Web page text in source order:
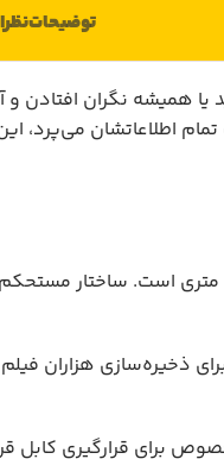
توضیحات
اطلاعاتشان
ذخیره‌سازی هزاران